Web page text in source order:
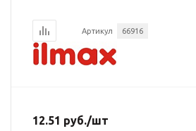
Артикул 66916
12.51 руб./шт